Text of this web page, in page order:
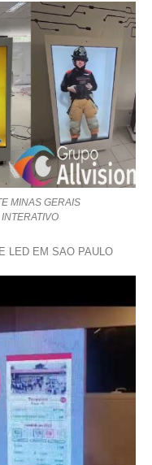
MINAS GERAIS
LED EM SAO PAULO